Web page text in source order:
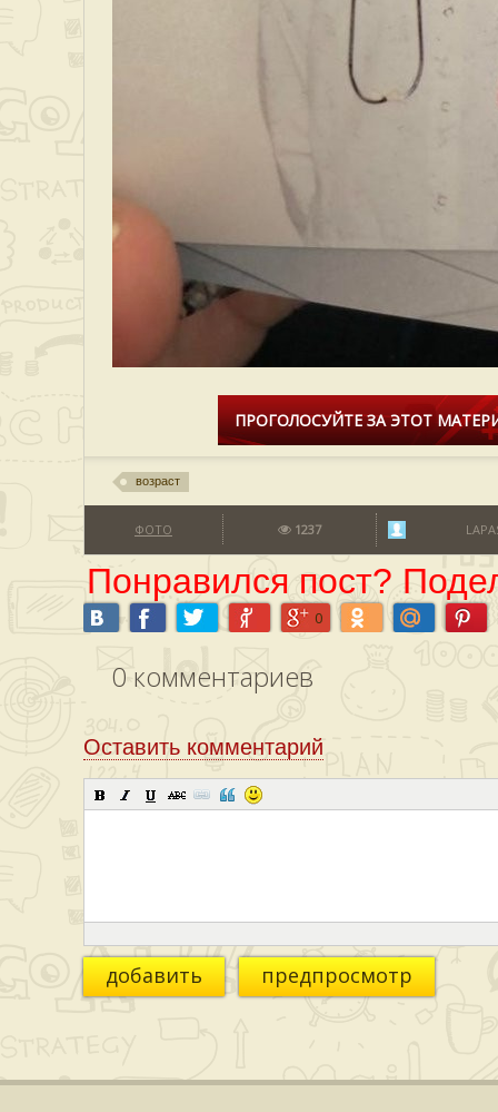
ПРОГОЛОСУЙТЕ ЗА ЭТОТ
возраст
ФОТО 1237
Понравился пост?
0
0 комментариев
Оставить комментарий
добавить предпросмотр